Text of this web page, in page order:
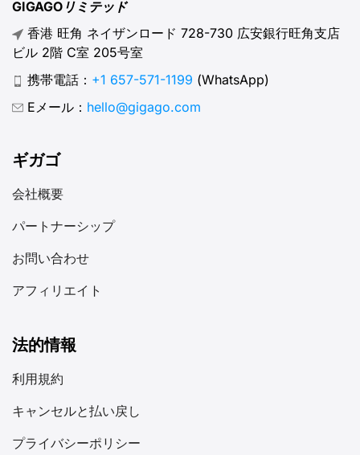
GIGAGOリミテッド
香港 旺角 ネイザンロード 728-730 広安銀行旺角支店
ビル 2階 C室 205号室
携帯電話： +1 657-571-1199 (WhatsApp)
Eメール： hello@gigago.com
ギガゴ
会社概要
パートナーシップ
お問い合わせ
アフィリエイト
法的情報
利用規約
キャンセルと払い戻し
プライバシーポリシー